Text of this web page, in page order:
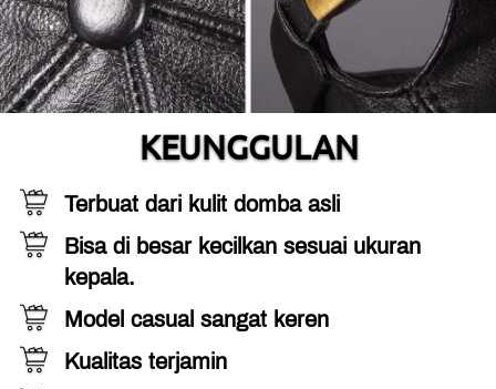
KEUNGGULAN
Terbuat dari kulit domba asli
Bisa di besar kecilkan sesuai ukuran
kepala.
Model casual sangat keren
Kualitas terjamin